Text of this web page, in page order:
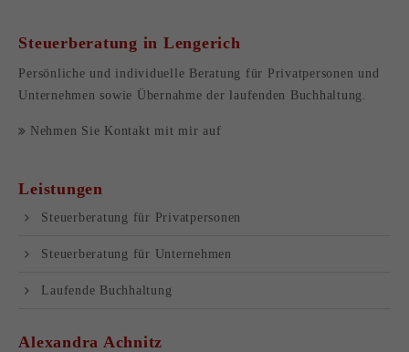
Steuerberatung in Lengerich
Persönliche und individuelle Beratung für Privatpersonen und
Unternehmen sowie Übernahme der laufenden Buchhaltung .
Nehmen Sie Kontakt mit mir auf
Leistungen
Steuer­beratung für Privatpersonen
Steuer­beratung für Unternehmen
Laufende Buchhaltung
Alexandra Achnitz